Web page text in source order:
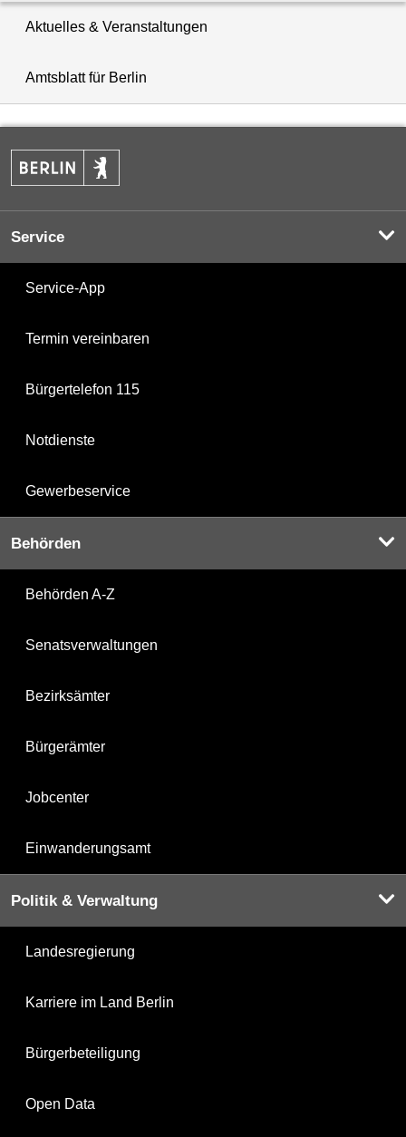
Aktuelles & Veranstaltungen
Amtsblatt für Berlin
Service
Service-App
Termin vereinbaren
Bürgertelefon 115
Notdienste
Gewerbeservice
Behörden
Behörden A-Z
Senatsverwaltungen
Bezirksämter
Bürgerämter
Jobcenter
Einwanderungsamt
Politik & Verwaltung
Landesregierung
Karriere im Land Berlin
Bürgerbeteiligung
Open Data